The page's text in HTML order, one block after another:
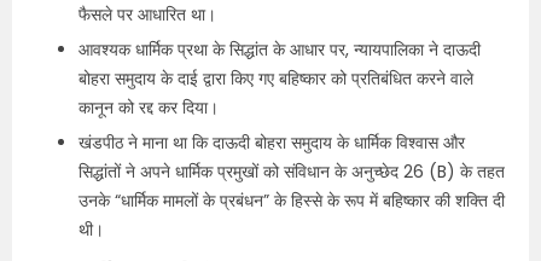
फैसले पर आधारित था।
आवश्यक धार्मिक प्रथा के सिद्धांत के आधार पर, न्यायपालिका ने दाऊदी
बोहरा समुदाय के दाई द्वारा किए गए बहिष्कार को प्रतिबंधित करने वाले
कानून को रद्द कर दिया।
खंडपीठ ने माना था कि दाऊदी बोहरा समुदाय के धार्मिक विश्वास और
सिद्धांतों ने अपने धार्मिक प्रमुखों को संविधान के अनुच्छेद 26 (B) के तहत
उनके “धार्मिक मामलों के प्रबंधन” के हिस्से के रूप में बहिष्कार की शक्ति दी
थी।